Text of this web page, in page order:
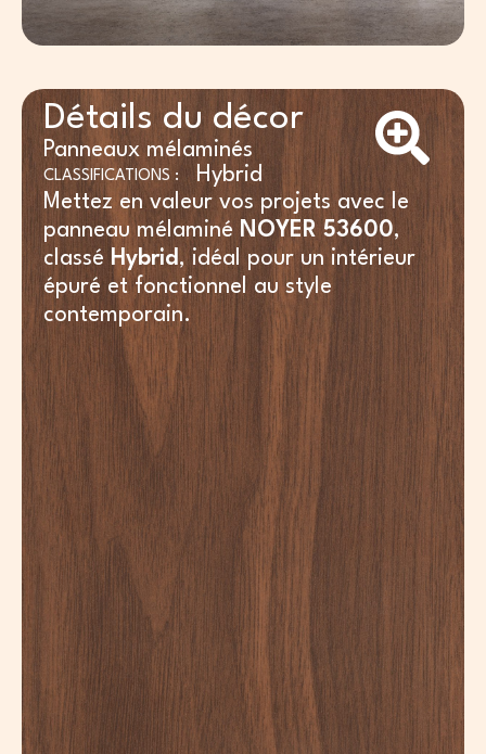
Détails du décor
Panneaux mélaminés
CLASSIFICATIONS :
Hybrid
Mettez en valeur vos projets avec le
panneau mélaminé NOYER 53600,
classé Hybrid, idéal pour un intérieur
épuré et fonctionnel au style
contemporain.